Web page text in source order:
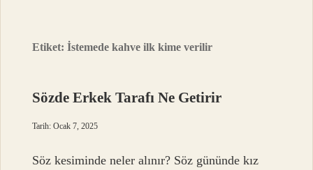
Etiket:İstemede kahve ilk kime verilir
Sözde Erkek Tarafı Ne Getirir
Tarih: Ocak 7, 2025
Söz kesiminde neler alınır? Söz gününde kız